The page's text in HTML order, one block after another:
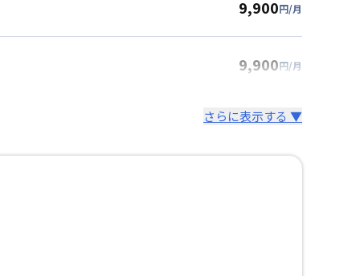
9,900円/月
9,900円/月
さらに表示する ▼